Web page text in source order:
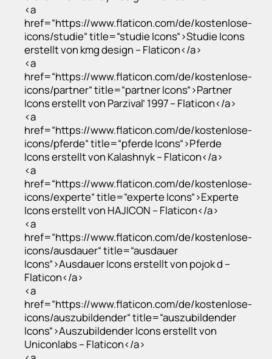
<a
href=“https://www.flaticon.com/de/kostenlose-
icons/studie“ title=“studie Icons“>Studie Icons
erstellt von kmg design – Flaticon</a>
<a
href=“https://www.flaticon.com/de/kostenlose-
icons/partner“ title=“partner Icons“>Partner
Icons erstellt von Parzival’ 1997 – Flaticon</a>
<a
href=“https://www.flaticon.com/de/kostenlose-
icons/pferde“ title=“pferde Icons“>Pferde
Icons erstellt von Kalashnyk – Flaticon</a>
<a
href=“https://www.flaticon.com/de/kostenlose-
icons/experte“ title=“experte Icons“>Experte
Icons erstellt von HAJICON – Flaticon</a>
<a
href=“https://www.flaticon.com/de/kostenlose-
icons/ausdauer“ title=“ausdauer
Icons“>Ausdauer Icons erstellt von pojok d –
Flaticon</a>
<a
href=“https://www.flaticon.com/de/kostenlose-
icons/auszubildender“ title=“auszubildender
Icons“>Auszubildender Icons erstellt von
Uniconlabs – Flaticon</a>